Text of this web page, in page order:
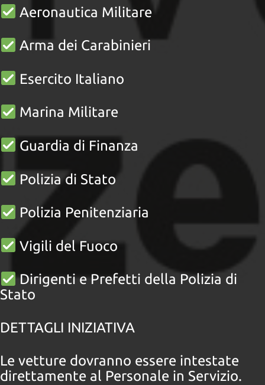
Aeronautica Militare
Arma dei Carabinieri
Esercito Italiano
Marina Militare
Guardia di Finanza
Polizia di Stato
Polizia Penitenziaria
Vigili del Fuoco
Dirigenti e Prefetti della Polizia di
Stato
DETTAGLI INIZIATIVA
Le vetture dovranno essere intestate
direttamente al Personale in Servizio.
e
modificare
tue
scelte
qualsiasi
Cookie necessari
Cookie delle preferenze
Cookie per il miglioramento dell'esperienza utente
Cookie analitici
cookie
policy